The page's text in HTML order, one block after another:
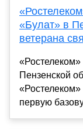
«Булат» в
ветерана
Пензенской
«Ростелеком»
первую